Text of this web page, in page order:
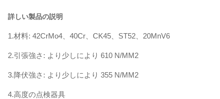
詳しい製品の説明
1.材料: 42CrMo4、40Cr、CK45、ST52、20MnV6
2.引張強さ: より少しにより 610 N/MM2
3.降伏強さ: より少しにより 355 N/MM2
4.高度の点検器具